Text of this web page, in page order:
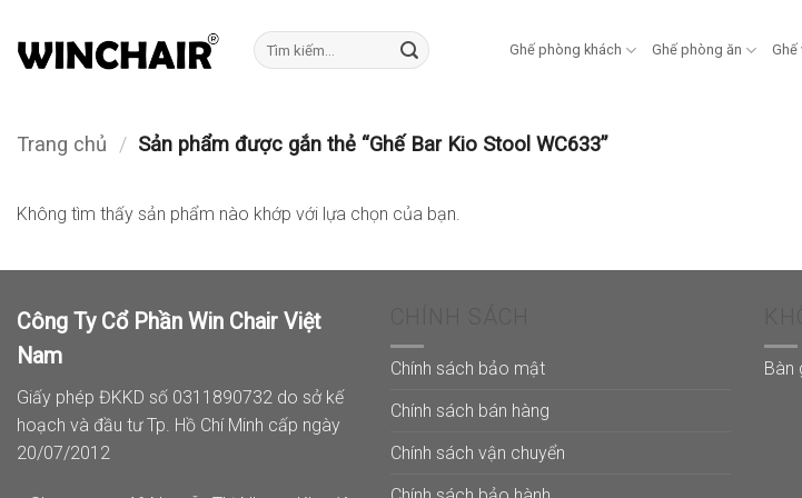
qua
Tìm
kiếm:
Ghế phòng khách Ghế phòng ăn Ghế
Trang chủ / Sản phẩm được gắn thẻ “Ghế Bar Kio Stool WC633”
Không tìm thấy sản phẩm nào khớp với lựa chọn của bạn.
Công Ty Cổ Phần Win Chair Việt
Nam
Giấy phép ĐKKD số 0311890732 do sở kế
hoạch và đầu tư Tp. Hồ Chí Minh cấp ngày
20/07/2012
Chính sách bảo mật
Chính sách bán hàng
Chính sách vận chuyển
Bàn